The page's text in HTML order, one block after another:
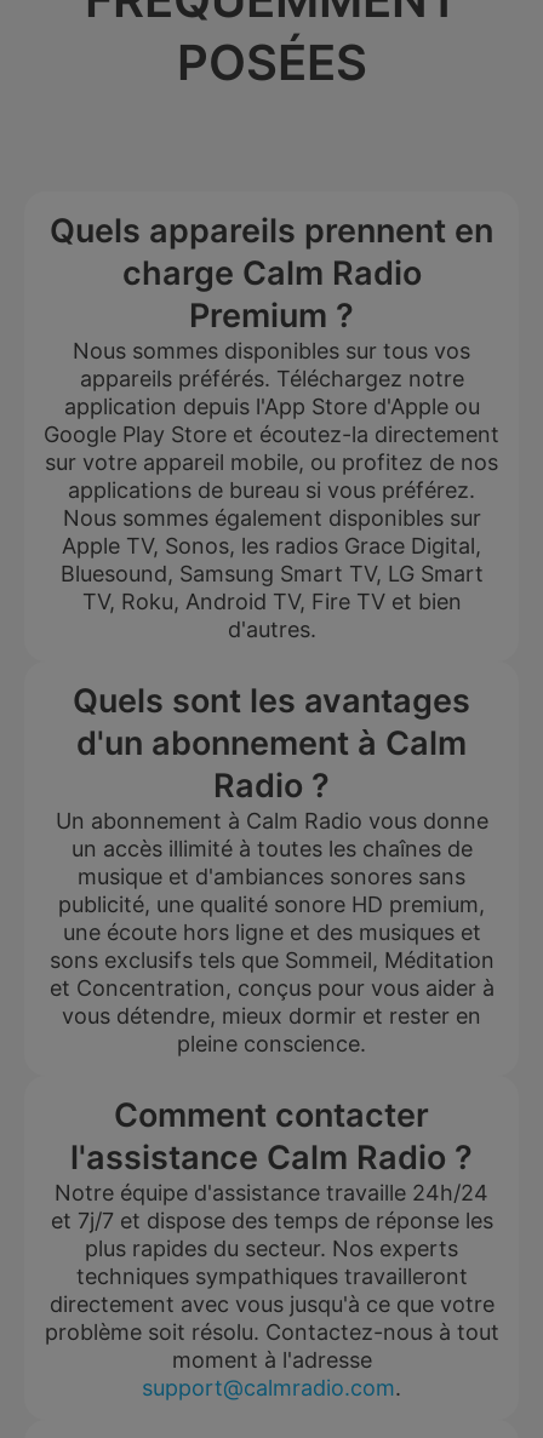
POSÉES
Quels appareils prennent en
charge Calm Radio
Premium ?
Nous sommes disponibles sur tous vos
appareils préférés. Téléchargez notre
application depuis l'App Store d'Apple ou
Google Play Store et écoutez-la directement
sur votre appareil mobile, ou profitez de nos
applications de bureau si vous préférez.
Nous sommes également disponibles sur
Apple TV, Sonos, les radios Grace Digital,
Bluesound, Samsung Smart TV, LG Smart
TV, Roku, Android TV, Fire TV et bien
d'autres.
Quels sont les avantages
d'un abonnement à Calm
Radio ?
Un abonnement à Calm Radio vous donne
un accès illimité à toutes les chaînes de
musique et d'ambiances sonores sans
publicité, une qualité sonore HD premium,
une écoute hors ligne et des musiques et
sons exclusifs tels que Sommeil, Méditation
et Concentration, conçus pour vous aider à
vous détendre, mieux dormir et rester en
pleine conscience.
Comment contacter
l'assistance Calm Radio ?
Notre équipe d'assistance travaille 24h/24
et 7j/7 et dispose des temps de réponse les
plus rapides du secteur. Nos experts
techniques sympathiques travailleront
directement avec vous jusqu'à ce que votre
problème soit résolu. Contactez-nous à tout
moment à l'adresse
support@calmradio.com.